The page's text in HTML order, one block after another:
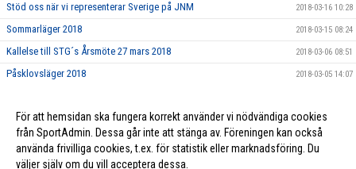
Stöd oss när vi representerar Sverige på JNM 2018-03-16 10:28
Sommarläger 2018 2018-03-15 08:24
Kallelse till STG´s Årsmöte 27 mars 2018 2018-03-06 08:51
Påsklovsläger 2018 2018-03-05 14:07
Ungdomsledarstipendium 2018-02-21 10:05
För att hemsidan ska fungera korrekt använder vi nödvändiga cookies
från SportAdmin. Dessa går inte att stänga av. Föreningen kan också
använda frivilliga cookies, t.ex. för statistik eller marknadsföring. Du
väljer själv om du vill acceptera dessa.